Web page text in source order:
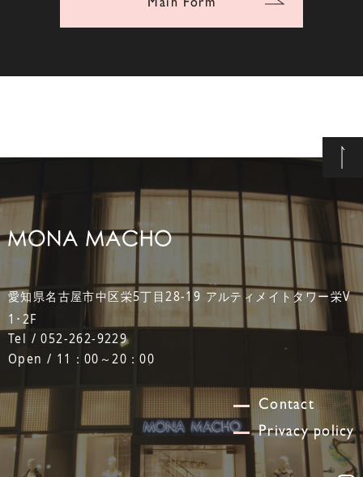
愛知県名古屋市中区栄5丁目28-19 アルティメイトタワー栄V
1･2F
Tel / 052-262-9229
Open / 11：00～20：00
Contact
Privacy policy